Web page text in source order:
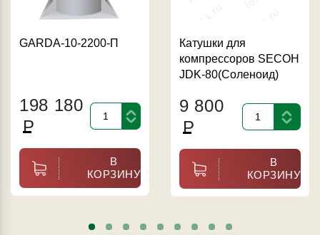
GARDA-10-2200-П
198 180
Р
В
КОРЗИНУ
Катушки для
компрессоров SECOH
JDK-80(Соленоид)
9 800
Р
В
КОРЗИНУ